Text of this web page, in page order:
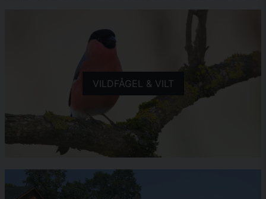
VILDFÅGEL & VILT